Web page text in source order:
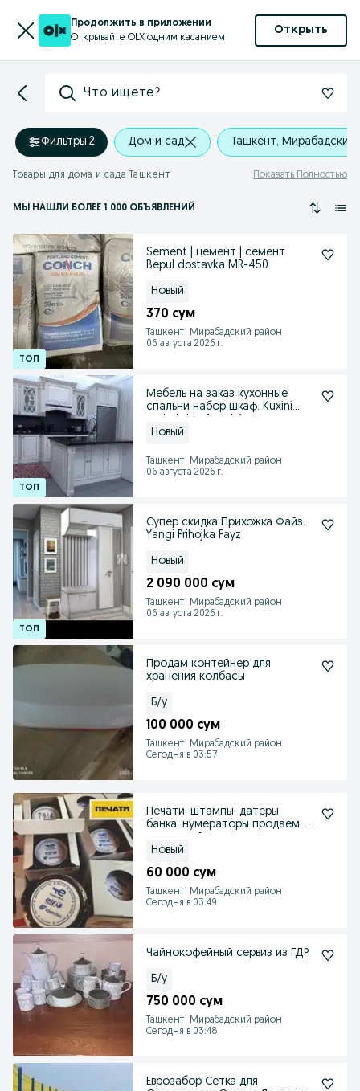
Продолжить в приложении
Открывайте OLX одним касанием
Открыть
Что ищете?
Фильтры·2 Дом и сад Ташкент, Мирабадский
Товары для дома и сада Ташкент Показать Полностью
МЫ НАШЛИ БОЛЕЕ 1 000 ОБЪЯВЛЕНИЙ
Sement | цемент | семент
Bepul dostavka MR-450
Новый
370 сум
Ташкент, Мирабадский район
06 августа 2026 г.
Мебель на заказ кухонные
спальни набор шкаф. Kuxini
Новый
Ташкент, Мирабадский район
06 августа 2026 г.
Супер скидка Прихожка Файз.
Yangi Prihojka Fayz
Новый
2 090 000 сум
Ташкент, Мирабадский район
06 августа 2026 г.
Продам контейнер для
хранения колбасы
Б/у
100 000 сум
Ташкент, Мирабадский район
Сегодня в 03:57
Печати, штампы, датеры
банка, нумераторы продаем с
Новый
60 000 сум
Ташкент, Мирабадский район
Сегодня в 03:49
Чайнокофейный сервиз из ГДР
Б/у
750 000 сум
Ташкент, Мирабадский район
Сегодня в 03:48
Еврозабор Сетка для